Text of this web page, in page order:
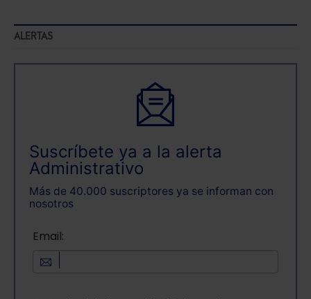
Saber más acerca de las cookies
ALERTAS
Suscríbete ya a la alerta
Administrativo
Más de 40.000 suscriptores ya se informan con
nosotros
Email: